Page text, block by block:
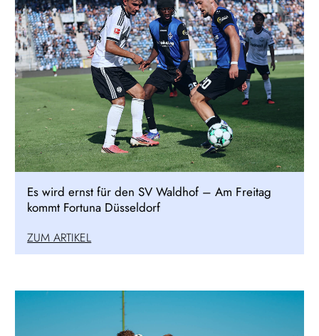
Es wird ernst für den SV Waldhof – Am Freitag
kommt Fortuna Düsseldorf
ZUM ARTIKEL